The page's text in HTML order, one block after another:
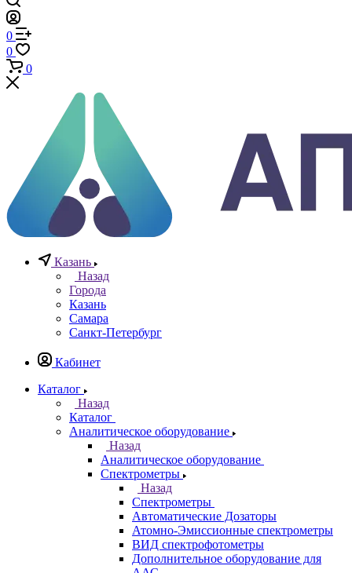
Телефоны
+7 (812) 640-40-13
8 800 777 20 78
Отдел неразрушающего контроля
+7 965 786 38 77
Отдел контрольно измерительных приборов
Заказать звонок
0
Казань
Назад
Города
Казань
Самара
Санкт-Петербург